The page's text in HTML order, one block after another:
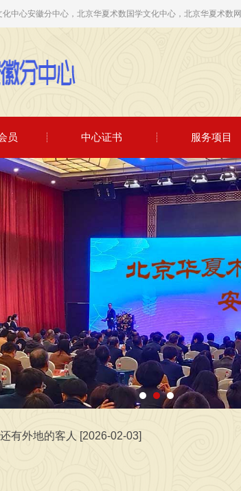
中心安徽分中心，北京华夏术数国学文化中心，北京华夏术数网
员 中心证书 服务项目
文化 [2026-06-05]
统文化 [2026-07-02]
有外地的客人 [2026-02-03]